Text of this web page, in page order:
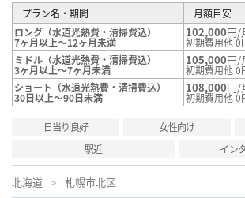
プラン名・期間
月額目安
ロング（水道光熱費・清掃費込）
7ヶ月以上～12ヶ月未満
102,000円/
初期費用他 0
ミドル（水道光熱費・清掃費込）
3ヶ月以上～7ヶ月未満
105,000円/
初期費用他 0
ショート（水道光熱費・清掃費込）
30日以上～90日未満
108,000円/
初期費用他 0
日当り良好 女性向け
駅近
イン
北海道 札幌市北区